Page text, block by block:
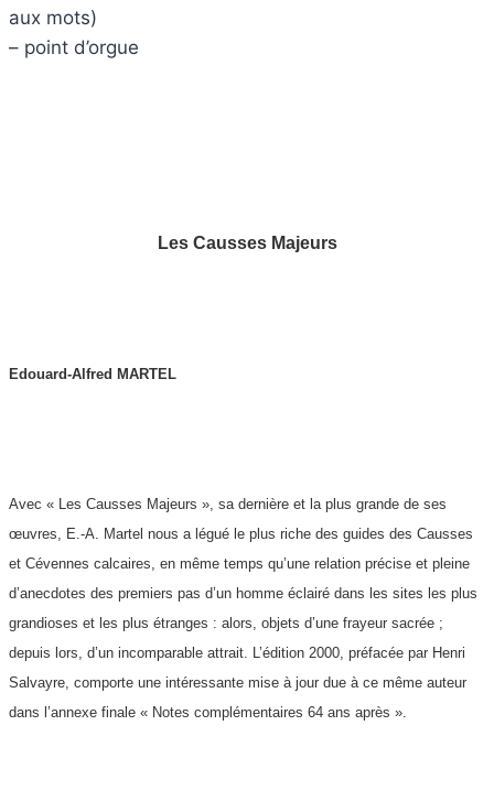
aux mots)
– point d’orgue
Les Causses Majeurs
Edouard-Alfred MARTEL
Avec « Les Causses Majeurs », sa dernière et la plus grande de ses
œuvres, E.-A. Martel nous a légué le plus riche des guides des Causses
et Cévennes calcaires, en même temps qu’une relation précise et pleine
d’anecdotes des premiers pas d’un homme éclairé dans les sites les plus
grandioses et les plus étranges : alors, objets d’une frayeur sacrée ;
depuis lors, d’un incomparable attrait. L’édition 2000, préfacée par Henri
Salvayre, comporte une intéressante mise à jour due à ce même auteur
dans l’annexe finale « Notes complémentaires 64 ans après ».